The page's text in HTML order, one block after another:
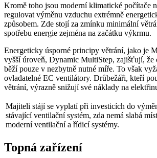
Kromě toho jsou moderní klimatické počítače
regulovat výměnu vzduchu extrémně
způsobem. Zde stojí za zmínku minimální
spotřebu energie zejména na začátku výkrmu.
Energeticky úsporné principy větrání, jako je
vyšší úroveň, Dynamic MultiStep, zajišťují, že
běží pouze v nezbytně nutné míře. To však
ovladatelné EC ventilátory. Drůbežáři, kteří
větrání, výrazně snižují své náklady na
Majiteli stájí se vyplatí při investicích do
stávající ventilační systém, zda nemá slabá
moderní ventilační a řídicí systémy.
Topná zařízení